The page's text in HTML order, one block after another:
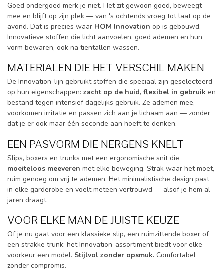
Goed ondergoed merk je niet. Het zit gewoon goed, beweegt
mee en blijft op zijn plek — van 's ochtends vroeg tot laat op de
avond. Dat is precies waar HOM Innovation op is gebouwd.
Innovatieve stoffen die licht aanvoelen, goed ademen en hun
vorm bewaren, ook na tientallen wassen.
MATERIALEN DIE HET VERSCHIL MAKEN
De Innovation-lijn gebruikt stoffen die speciaal zijn geselecteerd
op hun eigenschappen: zacht op de huid, flexibel in gebruik en
bestand tegen intensief dagelijks gebruik. Ze ademen mee,
voorkomen irritatie en passen zich aan je lichaam aan — zonder
dat je er ook maar één seconde aan hoeft te denken.
EEN PASVORM DIE NERGENS KNELT
Slips, boxers en trunks met een ergonomische snit die
moeiteloos meeveren met elke beweging. Strak waar het moet,
ruim genoeg om vrij te ademen. Het minimalistische design past
in elke garderobe en voelt meteen vertrouwd — alsof je hem al
jaren draagt.
VOOR ELKE MAN DE JUISTE KEUZE
Of je nu gaat voor een klassieke slip, een ruimzittende boxer of
een strakke trunk: het Innovation-assortiment biedt voor elke
voorkeur een model. Stijlvol zonder opsmuk. Comfortabel
zonder compromis.